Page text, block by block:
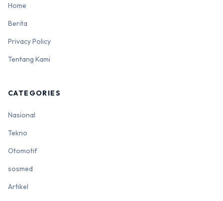
Home
Berita
Privacy Policy
Tentang Kami
CATEGORIES
Nasional
Tekno
Otomotif
sosmed
Artikel